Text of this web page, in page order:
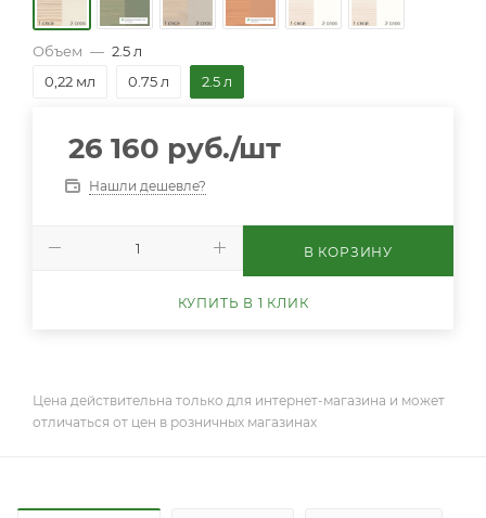
Объем — 2.5 л
0,22 мл
0.75 л 2.5 л
26 160 руб./шт
Нашли дешевле?
В КОРЗИНУ
КУПИТЬ В 1 КЛИК
Цена действительна только для интернет-магазина и может
отличаться от цен в розничных магазинах